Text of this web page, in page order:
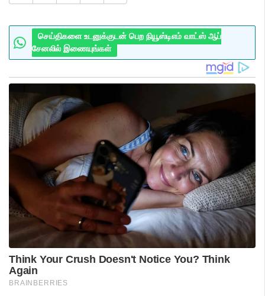
செய்திகளை உடனுக்குடன் பெற நியூஸ்டிஎம் வாட்ஸ் ஆப்
சேனலில் இணையுங்கள்